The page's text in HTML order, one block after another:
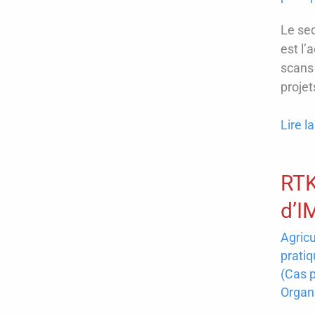
Le
est
Le
une
pour
la
et
la
Lire
(Cas